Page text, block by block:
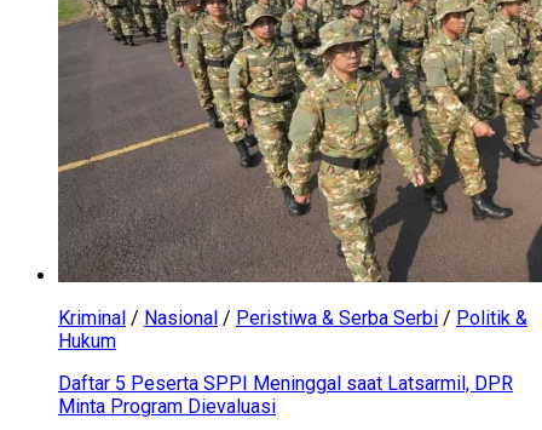
Kriminal / Nasional / Peristiwa & Serba Serbi / Politik &
Hukum
Daftar 5 Peserta SPPI Meninggal saat Latsarmil, DPR
Minta Program Dievaluasi